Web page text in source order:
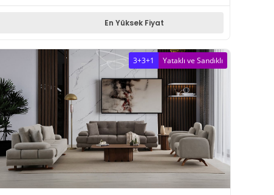
En Yüksek Fiyat
3+3+1 Yataklı ve Sandıklı